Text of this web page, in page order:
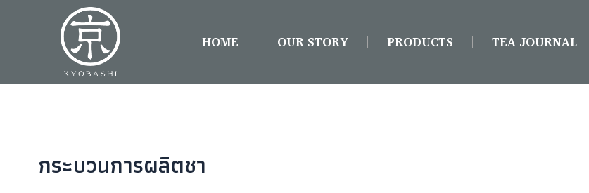
HOME OUR STORY PRODUCTS TEA JOURNAL
กระบวนการผลิตชา